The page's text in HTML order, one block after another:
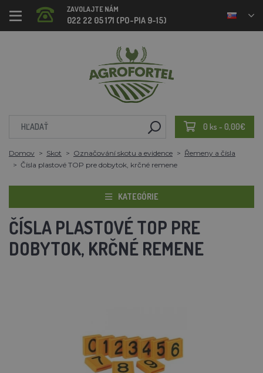
ZAVOLAJTE NÁM
022 22 05 171 (PO-PIA 9-15)
0 ks - 0,00€
Domov Skot Označování skotu a evidence
Řemeny a čísla
Čísla plastové TOP pre dobytok, krčné remene
KATEGÓRIE
ČÍSLA PLASTOVÉ TOP PRE
DOBYTOK, KRČNÉ REMENE